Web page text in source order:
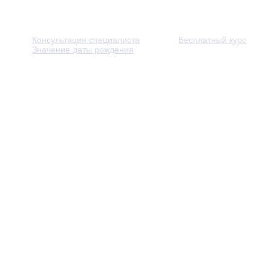
Консультация специалиста
Бесплатный курс
Значение даты рождения